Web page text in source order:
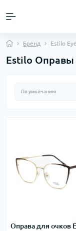
Бренд Estilo
Estilo Оправы
Оправа для очков